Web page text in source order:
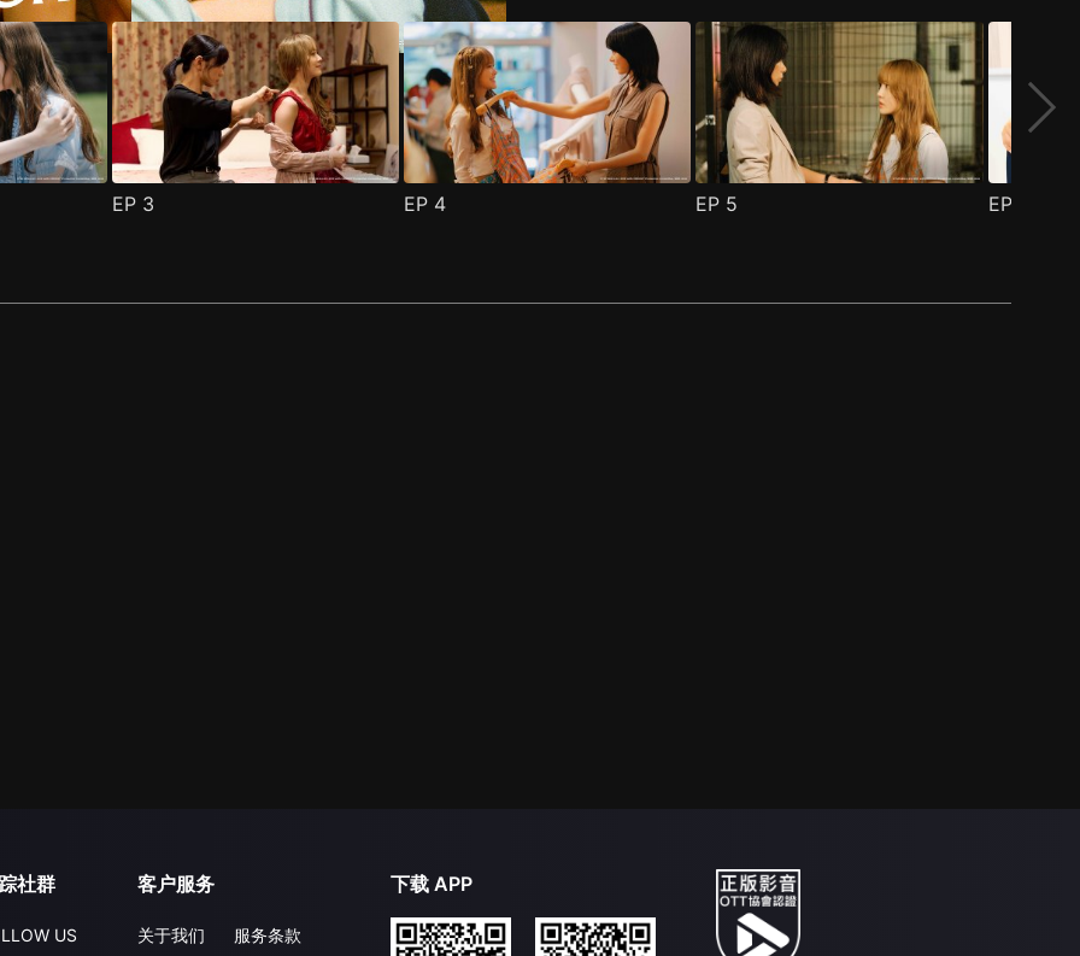
EP 3 EP 4 EP 5 EP
社群
US
客户服务
关于我们 服务条款
下载 APP